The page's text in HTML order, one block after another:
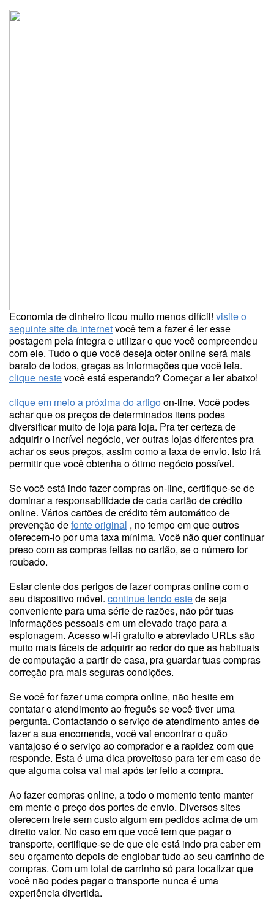
Economia de dinheiro ficou muito menos difícil! visite o
seguinte site da internetvocê tem a fazer é ler esse
postagem pela íntegra e utilizar o que você compreendeu
com ele. Tudo o que você deseja obter online será mais
barato de todos, graças as informações que você leia.
clique nestevocê está esperando? Começar a ler abaixo!
clique em meio a próxima do artigoon-line. Você podes
achar que os preços de determinados itens podes
diversificar muito de loja para loja. Pra ter certeza de
adquirir o incrível negócio, ver outras lojas diferentes pra
achar os seus preços, assim como a taxa de envio. Isto irá
permitir que você obtenha o ótimo negócio possível.
Se você está indo fazer compras on-line, certifique-se de
dominar a responsabilidade de cada cartão de crédito
online. Vários cartões de crédito têm automático de
prevenção defonte original , no tempo em que outros
oferecem-lo por uma taxa mínima. Você não quer continuar
preso com as compras feitas no cartão, se o número for
roubado.
Estar ciente dos perigos de fazer compras online com o
seu dispositivo móvel. continue lendo estede seja
conveniente para uma série de razões, não pôr tuas
informações pessoais em um elevado traço para a
espionagem. Acesso wi-fi gratuito e abreviado URLs são
muito mais fáceis de adquirir ao redor do que as habituais
de computação a partir de casa, pra guardar tuas compras
correção pra mais seguras condições.
Se você for fazer uma compra online, não hesite em
contatar o atendimento ao freguês se você tiver uma
pergunta. Contactando o serviço de atendimento antes de
fazer a sua encomenda, você vai encontrar o quão
vantajoso é o serviço ao comprador e a rapidez com que
responde. Esta é uma dica proveitoso para ter em caso de
que alguma coisa vai mal após ter feito a compra.
Ao fazer compras online, a todo o momento tento manter
em mente o preço dos portes de envio. Diversos sites
oferecem frete sem custo algum em pedidos acima de um
direito valor. No caso em que você tem que pagar o
transporte, certifique-se de que ele está indo pra caber em
seu orçamento depois de englobar tudo ao seu carrinho de
compras. Com um total de carrinho só para localizar que
você não podes pagar o transporte nunca é uma
experiência divertida.